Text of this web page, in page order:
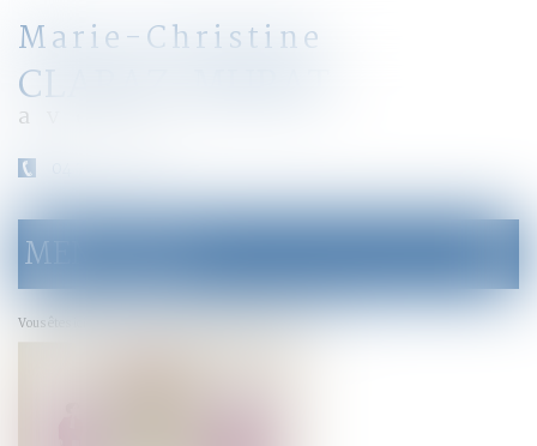
Marie-Christine
CLARAZ-MURAT
avocat
le
menu
MENU
Vous êtes ici :